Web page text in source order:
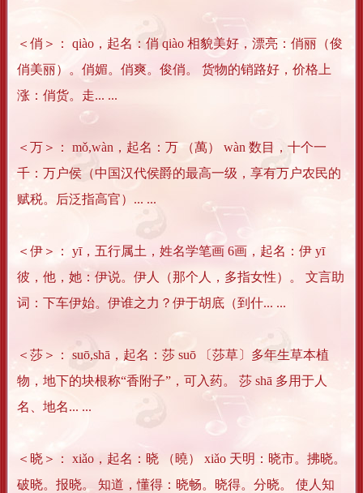
＜俏＞： qiào，起名：俏 qiào 相貌美好，漂亮：俏丽（俊
俏美丽）。俏媚。俏爽。俊俏。 货物的销路好，价格上
涨：俏货。走... ...
＜万＞： mǒ,wàn，起名：万 （萬） wàn 数目，十个一
千：万户侯（中国汉代侯爵的最高一级，享有万户农民的
赋税。后泛指高官）... ...
＜伊＞： yī，五行属土，姓名学笔画 6画，起名：伊 yī
彼，他，她：伊说。伊人（那个人，多指女性）。 文言助
词：下车伊始。伊谁之力？伊于胡底（到什... ...
＜莎＞： suō,shā，起名：莎 suō 〔莎草〕多年生草本植
物，地下的块根称“香附子”，可入药。 莎 shā 多用于人
名、地名... ...
＜晓＞： xiǎo，起名：晓 （曉） xiǎo 天明：晓市。拂晓。
破晓。报晓。 知道，懂得：晓畅。晓得。分晓。 使人知